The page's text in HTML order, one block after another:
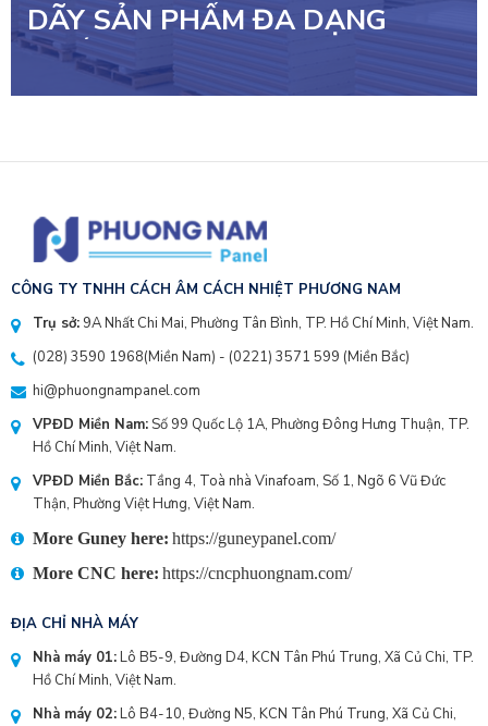
DÃY SẢN PHẨM ĐA DẠNG
NHẤT PHÙ HỢP MỌI CÔNG
TRÌNH
CÔNG TY TNHH CÁCH ÂM CÁCH NHIỆT PHƯƠNG NAM
Trụ sở: 9A Nhất Chi Mai, Phường Tân Bình, TP. Hồ Chí Minh, Việt Nam.
(028) 3590 1968(Miền Nam) - (0221) 3571 599 (Miền Bắc)
hi@phuongnampanel.com
VPĐD Miền Nam:Số 99 Quốc Lộ 1A, Phường Đông Hưng Thuận, TP.
Hồ Chí Minh, Việt Nam.
VPĐD Miền Bắc: Tầng 4, Toà nhà Vinafoam, Số 1, Ngõ 6 Vũ Đức
Thận, Phường Việt Hưng, Việt Nam.
More Guney here: https://guneypanel.com/
More CNC here: https://cncphuongnam.com/
ĐỊA CHỈ NHÀ MÁY
Nhà máy 01:Lô B5-9, Đường D4, KCN Tân Phú Trung, Xã Củ Chi, TP.
Hồ Chí Minh, Việt Nam.
Nhà máy 02:Lô B4-10, Đường N5, KCN Tân Phú Trung, Xã Củ Chi,